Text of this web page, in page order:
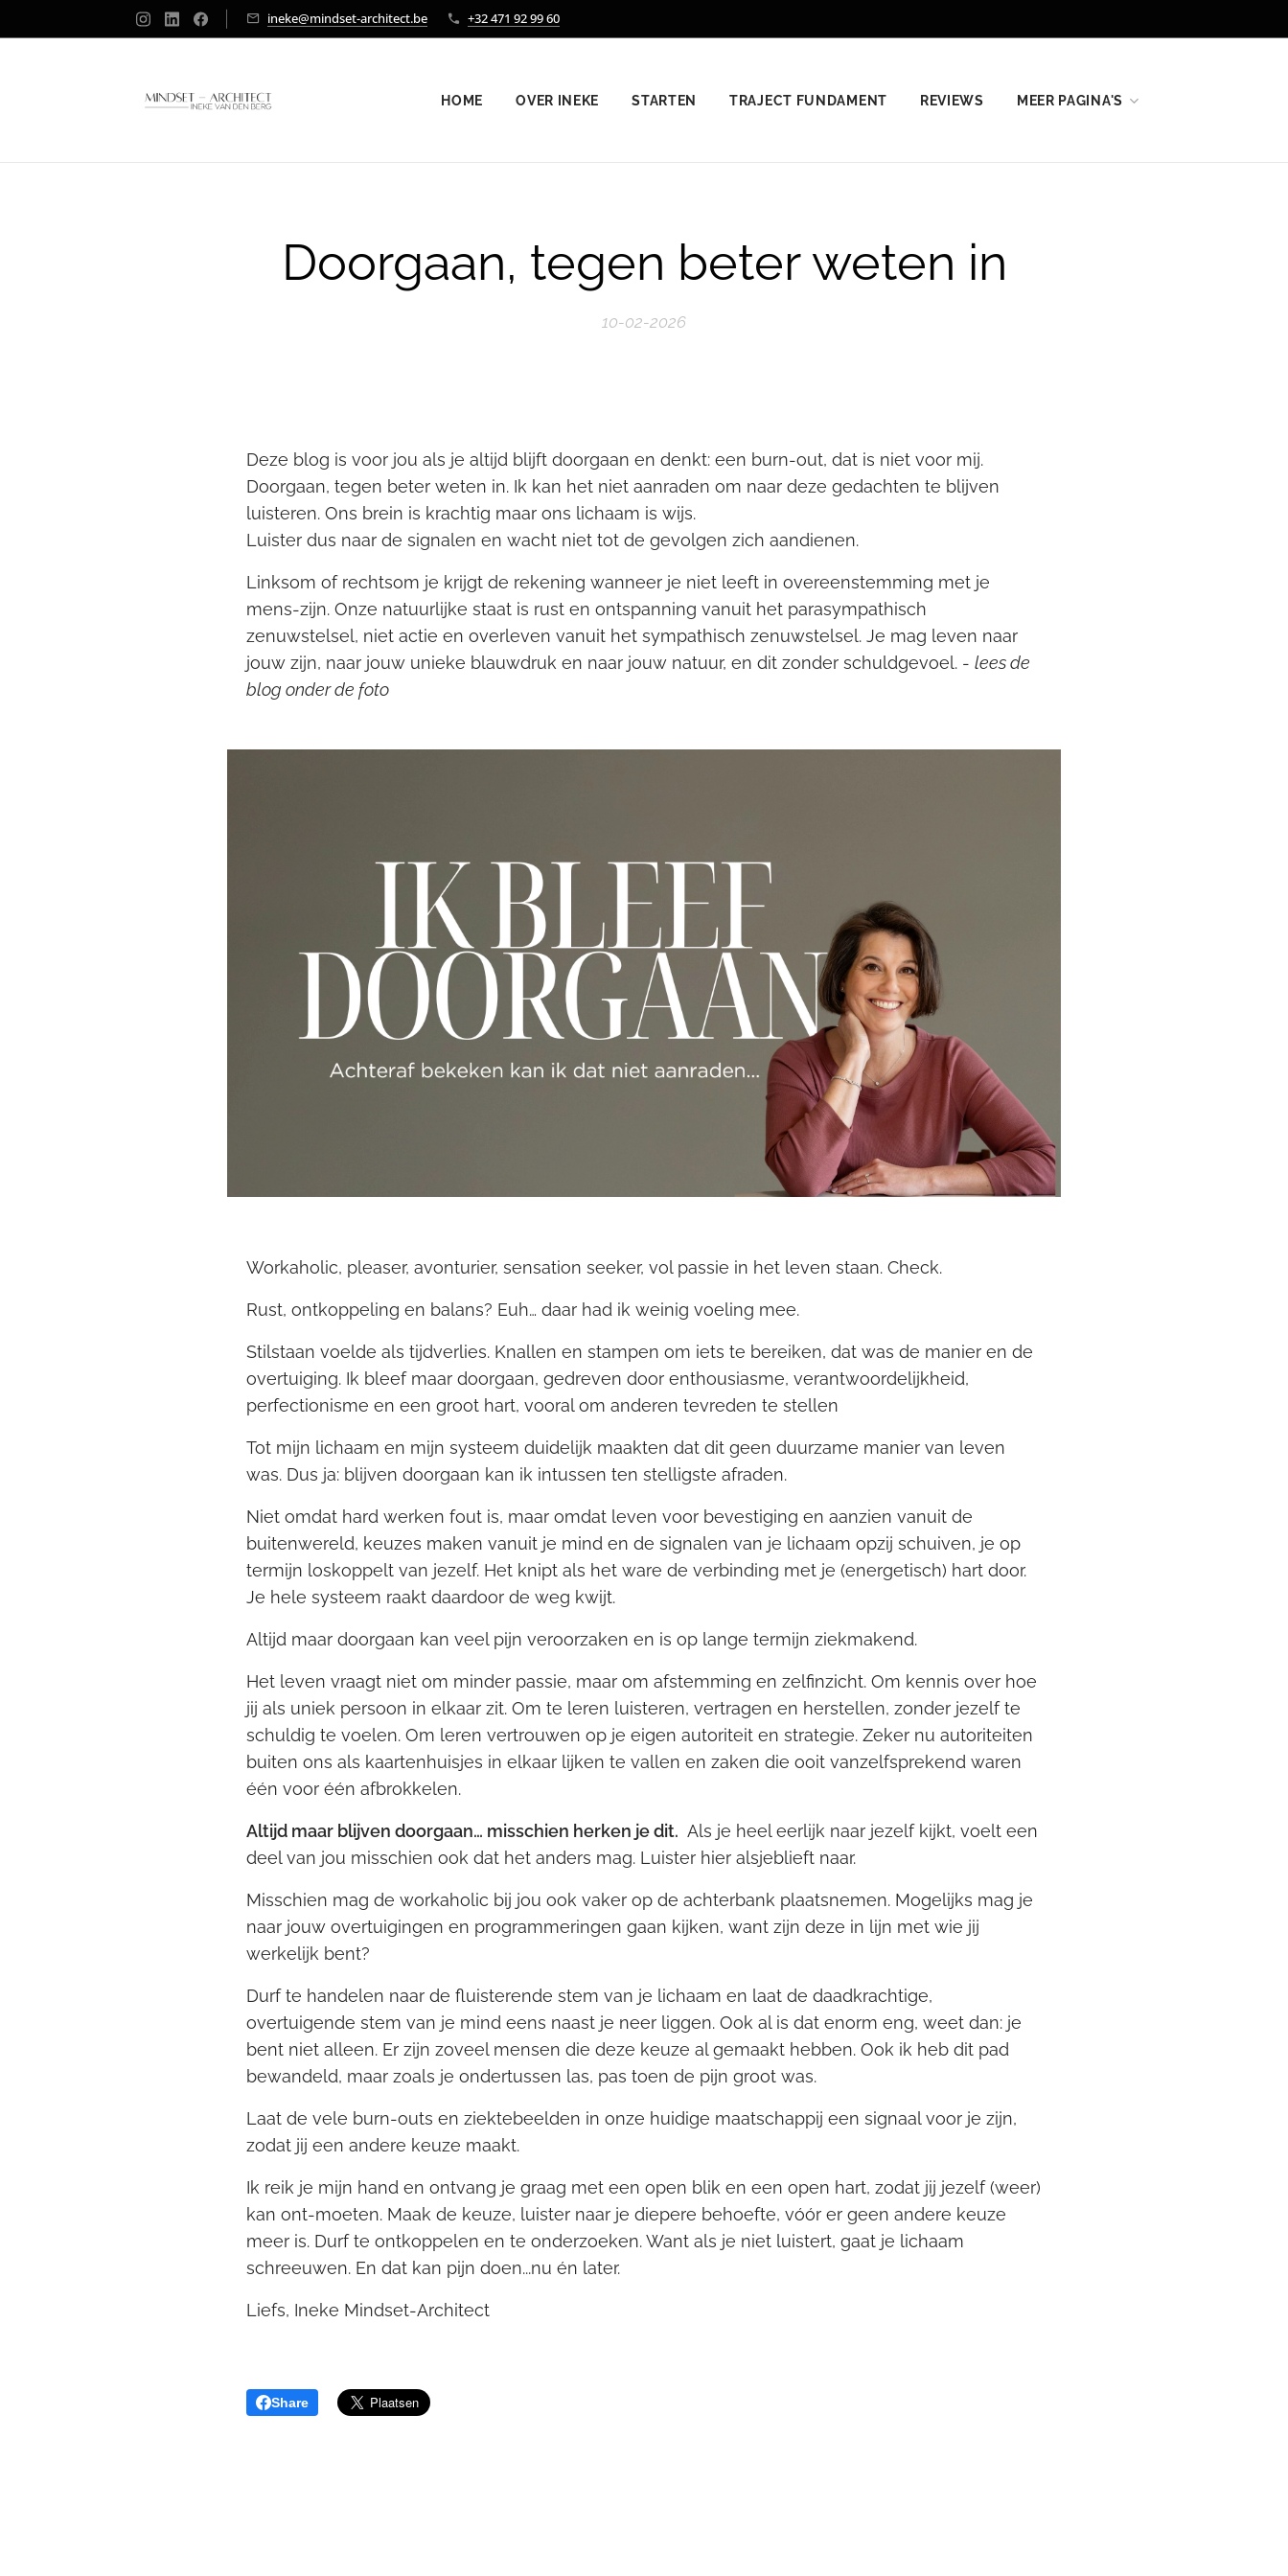
ineke@mindset-architect.be +32 471 92 99 60
HOME OVER INEKE STARTEN TRAJECT FUNDAMENT REVIEWS MEER PAGINA'S
Doorgaan, tegen beter weten in
10-02-2026
Deze blog is voor jou als je altijd blijft doorgaan en denkt: een burn-out, dat is niet voor mij.
Doorgaan, tegen beter weten in. Ik kan het niet aanraden om naar deze gedachten te blijven
luisteren. Ons brein is krachtig maar ons lichaam is wijs.
Luister dus naar de signalen en wacht niet tot de gevolgen zich aandienen.
Linksom of rechtsom je krijgt de rekening wanneer je niet leeft in overeenstemming met je
mens-zijn. Onze natuurlijke staat is rust en ontspanning vanuit het parasympathisch
zenuwstelsel, niet actie en overleven vanuit het sympathisch zenuwstelsel. Je mag leven naar
jouw zijn, naar jouw unieke blauwdruk en naar jouw natuur, en dit zonder schuldgevoel. - lees de
blog onder de foto
Workaholic, pleaser, avonturier, sensation seeker, vol passie in het leven staan. Check.✔
Rust, ontkoppeling en balans? Euh… daar had ik weinig voeling mee.
Stilstaan voelde als tijdverlies. Knallen en stampen om iets te bereiken, dat was de manier en de
overtuiging. Ik bleef maar doorgaan, gedreven door enthousiasme, verantwoordelijkheid,
perfectionisme en een groot hart, vooral om anderen tevreden te stellen 🤨
Tot mijn lichaam en mijn systeem duidelijk maakten dat dit geen duurzame manier van leven
was. Dus ja: blijven doorgaan kan ik intussen ten stelligste afraden.
Niet omdat hard werken fout is, maar omdat leven voor bevestiging en aanzien vanuit de
buitenwereld, keuzes maken vanuit je mind en de signalen van je lichaam opzij schuiven, je op
termijn loskoppelt van jezelf. Het knipt als het ware de verbinding met je (energetisch) hart door.
Je hele systeem raakt daardoor de weg kwijt.
Altijd maar doorgaan kan veel pijn veroorzaken en is op lange termijn ziekmakend.
Het leven vraagt niet om minder passie, maar om afstemming en zelfinzicht. Om kennis over hoe
jij als uniek persoon in elkaar zit. Om te leren luisteren, vertragen en herstellen, zonder jezelf te
schuldig te voelen. Om leren vertrouwen op je eigen autoriteit en strategie. Zeker nu autoriteiten
buiten ons als kaartenhuisjes in elkaar lijken te vallen en zaken die ooit vanzelfsprekend waren
één voor één afbrokkelen.
Altijd maar blijven doorgaan… misschien herken je dit. Als je heel eerlijk naar jezelf kijkt, voelt een
deel van jou misschien ook dat het anders mag. Luister hier alsjeblieft naar.
Misschien mag de workaholic bij jou ook vaker op de achterbank plaatsnemen. Mogelijks mag je
naar jouw overtuigingen en programmeringen gaan kijken, want zijn deze in lijn met wie jij
werkelijk bent?
Durf te handelen naar de fluisterende stem van je lichaam en laat de daadkrachtige,
overtuigende stem van je mind eens naast je neer liggen. Ook al is dat enorm eng, weet dan: je
bent niet alleen. Er zijn zoveel mensen die deze keuze al gemaakt hebben. Ook ik heb dit pad
bewandeld, maar zoals je ondertussen las, pas toen de pijn groot was.
Laat de vele burn-outs en ziektebeelden in onze huidige maatschappij een signaal voor je zijn,
zodat jij een andere keuze maakt.
Ik reik je mijn hand en ontvang je graag met een open blik en een open hart, zodat jij jezelf (weer)
kan ont-moeten. Maak de keuze, luister naar je diepere behoefte, vóór er geen andere keuze
meer is. Durf te ontkoppelen en te onderzoeken. Want als je niet luistert, gaat je lichaam
schreeuwen. En dat kan pijn doen...nu én later.
Liefs, Ineke Mindset-Architect
Share